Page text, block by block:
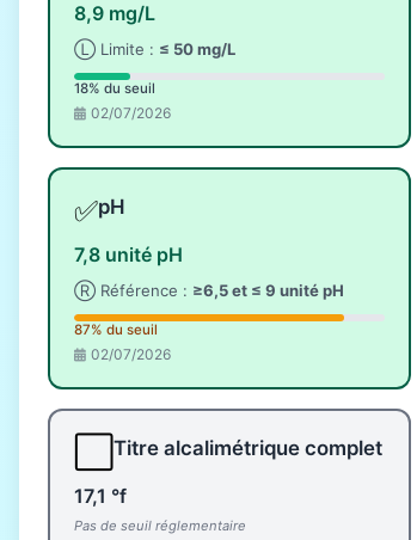
8,9 mg/L
Ⓛ Limite : ≤ 50 mg/L
18% du seuil
02/07/2026
✅pH
7,8 unité pH
Ⓡ Référence : ≥6,5 et ≤ 9 unité pH
87% du seuil
02/07/2026
Titre alcalimétrique complet
17,1 °f
Pas de seuil réglementaire